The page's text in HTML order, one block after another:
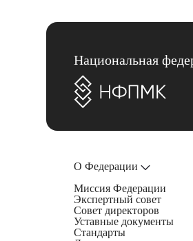
Национальная
О Федерации
Миссия Федерации
Экспертный совет
Совет директоров
Уставные документы
Стандарты